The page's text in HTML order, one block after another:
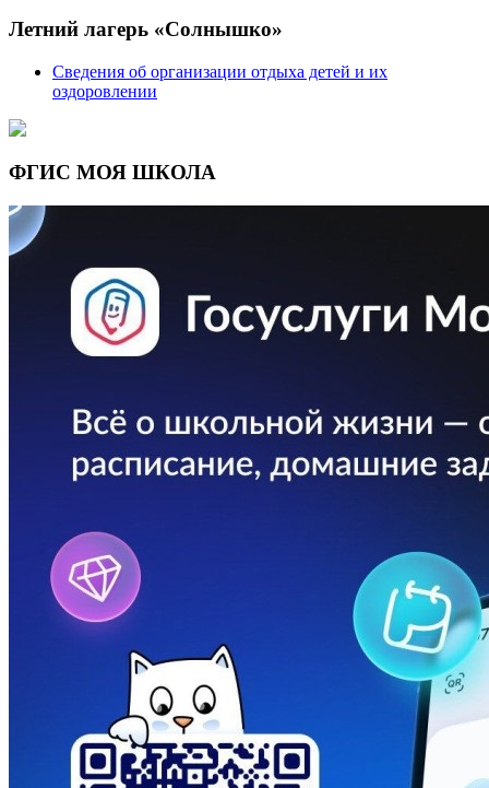
Летний лагерь «Солнышко»
Сведения об организации отдыха детей и их
оздоровлении
ФГИС МОЯ ШКОЛА